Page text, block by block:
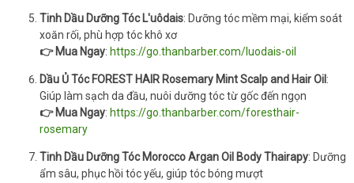
Tinh Dầu Dưỡng Tóc L'uôdais: Dưỡng tóc mềm mại, kiểm soát
xoăn rối, phù hợp tóc khô xơ
👉 Mua Ngay: https://go.thanbarber.com/luodais-oil
Dầu Ủ Tóc FOREST HAIR Rosemary Mint Scalp and Hair Oil :
Giúp làm sạch da đầu, nuôi dưỡng tóc từ gốc đến ngọn
👉 Mua Ngay: https://go.thanbarber.com/foresthair-
rosemary
Tinh Dầu Dưỡng Tóc Morocco Argan Oil Body Thairapy: Dưỡng
ẩm sâu, phục hồi tóc yếu, giúp tóc bóng mượt